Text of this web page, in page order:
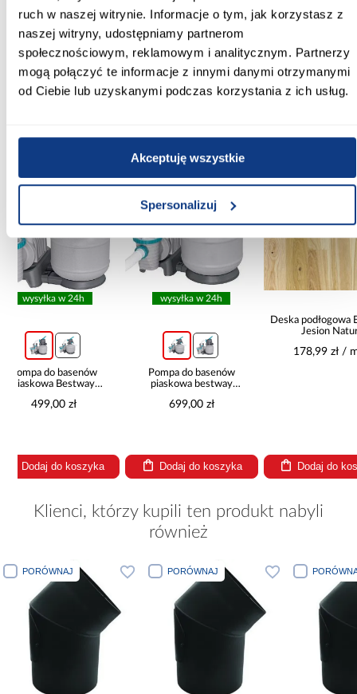
ruch w naszej witrynie. Informacje o tym, jak korzystasz z
naszej witryny, udostępniamy partnerom
społecznościowym, reklamowym i analitycznym. Partnerzy
mogą połączyć te informacje z innymi danymi otrzymanymi
od Ciebie lub uzyskanymi podczas korzystania z ich usług.
Akceptuję wszystkie
Spersonalizuj
Materiał wykonania:
blacha czarna gatunek DC01
wysyłka w 24h
Pompa do basenów
piaskowa bestway
699,00 zł
Dodaj do koszyka
Deska podłogowa Barlinek
Jesion Natur
14x180x1092
178,99 zł / m2
Dodaj do koszyka
Klienci, którzy kupili ten produkt nabyli
również
PORÓWNAJ PORÓWNAJ